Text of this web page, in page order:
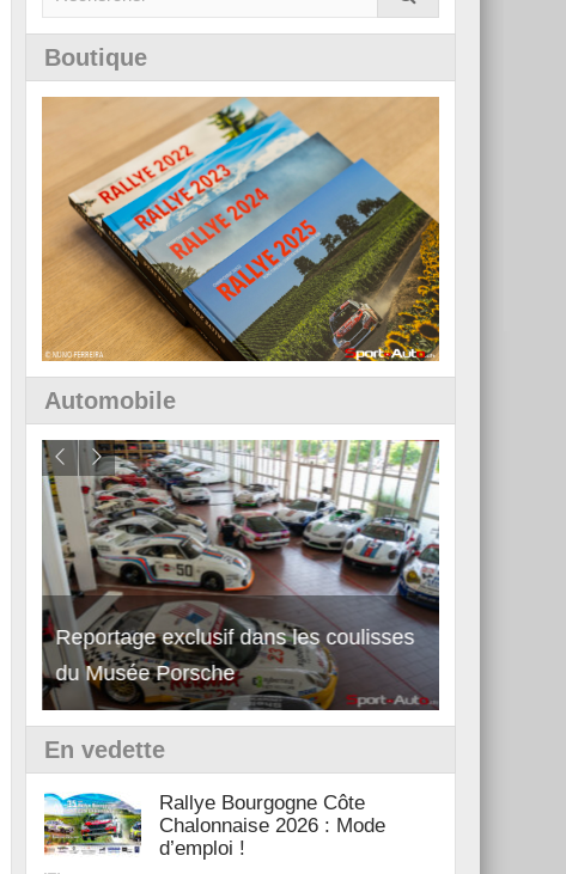
Boutique
Automobile
Reportage exclusif dans les coulisses
du Musée Porsche
Découverte de la nouvelle Ferrari
12Cilindri Manuale
En vedette
Rallye Bourgogne Côte
Chalonnaise 2026 : Mode
d’emploi !